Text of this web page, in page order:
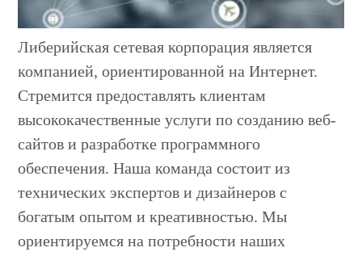
Либерийская сетевая корпорация является
компанией, ориентированной на Интернет.
Стремится предоставлять клиентам
высококачественные услуги по созданию веб-
сайтов и разработке программного
обеспечения. Наша команда состоит из
технических экспертов и дизайнеров с
богатым опытом и креативностью. Мы
ориентируемся на потребности наших